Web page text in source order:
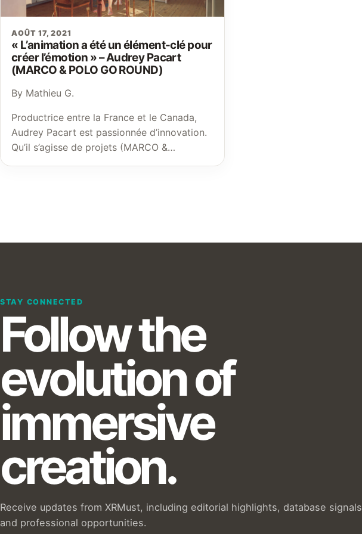
AOÛT 17, 2021
« L’animation a été un élément-clé pour
créer l’émotion » – Audrey Pacart
(MARCO & POLO GO ROUND)
By Mathieu G.
Productrice entre la France et le Canada,
Audrey Pacart est passionnée d’innovation.
Qu’il s’agisse de projets (MARCO &…
STAY CONNECTED
Follow the
evolution of
immersive
creation.
Receive updates from XRMust, including editorial highlights, database signals
and professional opportunities.